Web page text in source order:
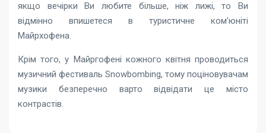
якщо вечірки Ви любите більше, ніж лижі, то Ви
відмінно впишетеся в туристичне ком’юніті
Майрхофена.
Крім того, у Майргофені кожного квітня проводиться
музичний фестиваль Snowbombing, тому поціновувачам
музики безперечно варто відвідати це місто
контрастів.